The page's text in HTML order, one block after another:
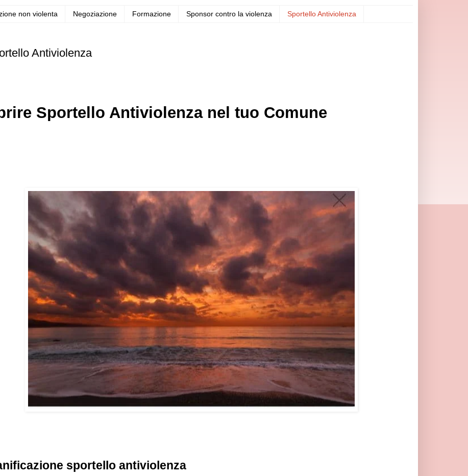
non violenta Negoziazione Formazione Sponsor contro la violenza Sportello Antiviolenza
Antiviolenza
Sportello Antiviolenza nel tuo Comune
sportello antiviolenza